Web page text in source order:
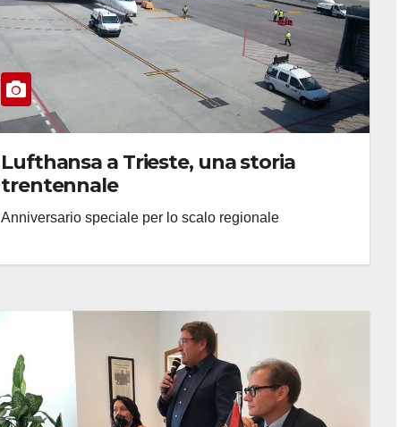
Lufthansa a Trieste, una storia
trentennale
Anniversario speciale per lo scalo regionale